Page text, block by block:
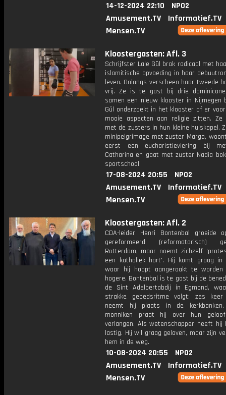
14-12-2024 22:10
NPO2
Amusement.TV
Informatief.TV
Mensen.TV
Kloostergasten: Afl. 3
Schrijfster Lale Gül brak radicaal met
islamitische opvoeding in haar
leven. Onlangs verscheen haar tweede
vrij. Ze is te gast bij drie
samen een nieuw klooster in Nijmegen
Gül onderzoekt in het klooster of er
mooie aspecten aan religie zitten. Ze
met de zusters in hun kleine huiskapel.
minipelgrimage met zuster Marga,
eerst een eucharistieviering bij
Catharina en gaat met zuster Nadia
sportschool.
17-08-2024 20:55
NPO2
Amusement.TV
Informatief.TV
Mensen.TV
Kloostergasten: Afl. 2
CDA-leider Henri Bontenbal groeide
gereformeerd (reformatorisch)
Rotterdam, maar noemt zichzelf
een katholiek hart'. Hij komt graag in
waar hij hoopt aangeraakt te
hogere. Bontenbal is te gast bij de
de Sint Adelbertabdij in Egmond,
strakke gebedsritme volgt: zes
neemt hij plaats in de
monniken praat hij over hun
verlangen. Als wetenschapper heeft hij
lastig. Hij wil graag geloven, maar zijn
hem in de weg.
10-08-2024 20:55
NPO2
Amusement.TV
Informatief.TV
Mensen.TV